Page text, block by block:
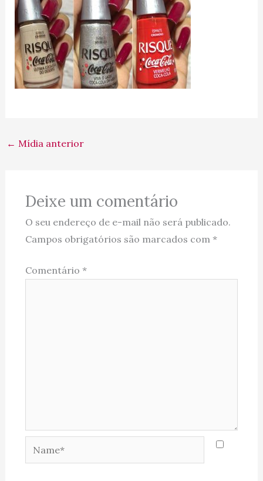
← Mídia anterior
Deixe um comentário
O seu endereço de e-mail não será publicado.
Campos obrigatórios são marcados com *
Comentário *
Name*